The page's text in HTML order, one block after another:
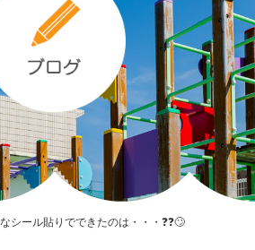
ル
貼
り
で
で
き
た
の
ール貼りでできたのは・・・❓❓🙄